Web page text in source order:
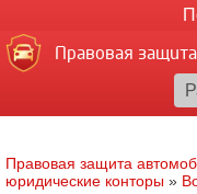
Правовая
Правовая защита
юридические конторы »